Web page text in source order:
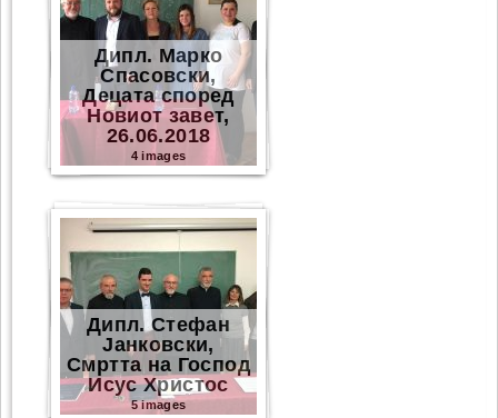
Дипл. Марко
Спасовски,
Децата според
Новиот завет,
26.06.2018
4 images
Дипл. Стефан
Јанковски,
Смртта на Господ
Исус Христос
5 images